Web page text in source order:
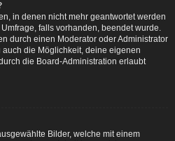
in denen nicht mehr geantwortet werden
falls vorhanden, beendet wurde.
durch einen Moderator oder Administrator
die Möglichkeit, deine eigenen
die Board-Administration erlaubt
Bilder, welche mit einem